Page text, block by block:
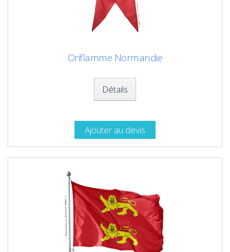
Oriflamme Normandie
Détails
Ajouter au devis